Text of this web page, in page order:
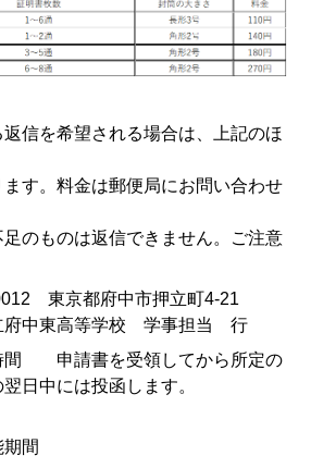
信を希望される場合は、上記のほ
す。料金は郵便局にお問い合わせ
のものは返信できません。ご注意
東京都府中市押立町4-21
高等学校 学事担当 行
間 申請書を受領してから所定の
日中には投函します。
間